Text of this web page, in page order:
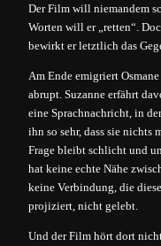
Der Film will niemandem
Worten will er „retten“.
bewirkt er letztlich das
Am Ende emigriert
abrupt. Suzanne erfährt
eine Sprachnachricht, in
ihn so sehr, dass sie nichts
Frage bleibt schlicht und
hat keine echte Nähe
keine Verbindung, die
projiziert, nicht gelebt.
Und der Film hört dort